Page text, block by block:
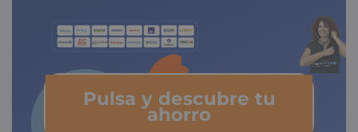
Pulsa y descubre tu
ahorro